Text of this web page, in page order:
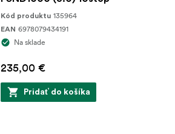
Kód produktu 135964
EAN 6978079434191
Na sklade
235,00 €
Pridať do košíka